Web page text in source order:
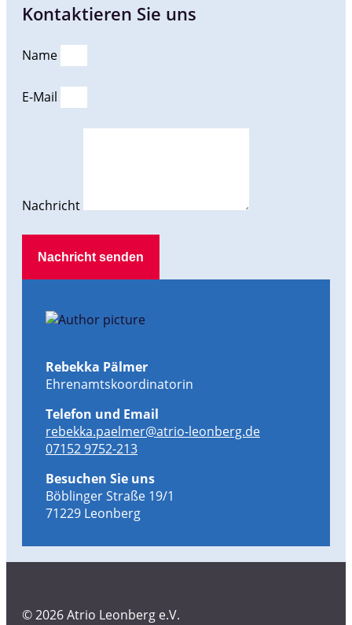
Kontaktieren Sie uns
Name
E-Mail
Nachricht
Nachricht senden
Rebekka Pälmer
Ehrenamtskoordinatorin
Telefon und Email
rebekka.paelmer@atrio-leonberg.de
07152 9752-213
Besuchen Sie uns
Böblinger Straße 19/1
71229 Leonberg
© 2026 Atrio Leonberg e.V.